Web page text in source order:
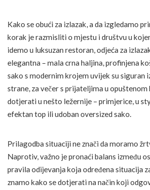
Kako se obući za izlazak, a da izgledamo
korak je razmisliti o mjestu i društvu u
idemo u luksuzan restoran, odjeća za
elegantna – mala crna haljina, profinjena
sako s modernim krojem uvijek su siguran
strane, za večer s prijateljima u opuštenom
dotjerati u nešto ležernije – primjerice, u
efektan top ili udoban oversized sako.
Prilagodba situaciji ne znači da moramo
Naprotiv, važno je pronaći balans između
pravila odijevanja koja određena situacija
znamo kako se dotjerati na način koji